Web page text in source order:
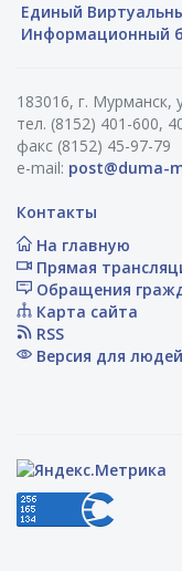
Единый
Информационный
183016, г.
тел. (8152) 401-600,
факс (8152) 45-97-79
e-mail: post@duma-
Контакты
На главную
Прямая
Обращения
Карта сайта
RSS
Версия для